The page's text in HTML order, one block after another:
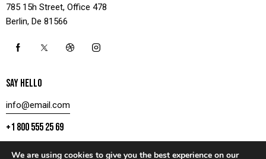
785 15h Street, Office 478
Berlin, De 81566
SAY HELLO
info@email.com
+1 800 555 25 69
We are using cookies to give you the best experience on our